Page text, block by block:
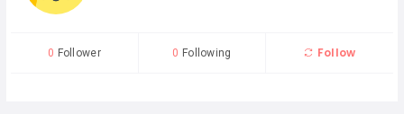
0 Follower 0 Following Follow